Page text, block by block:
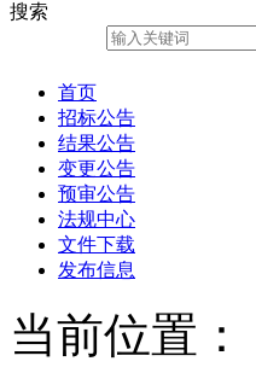
搜索
首页
招标公告
结果公告
变更公告
预审公告
法规中心
文件下载
发布信息
当前位置：